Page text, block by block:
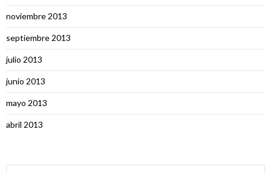
noviembre 2013
septiembre 2013
julio 2013
junio 2013
mayo 2013
abril 2013